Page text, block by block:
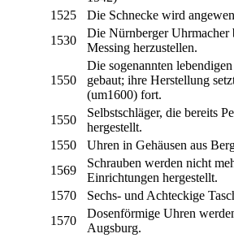
1525
Die Schnecke wird
1530
Die Nürnberger Uhrmacher
Messing herzustellen.
1550
Die sogenannten
gebaut; ihre Herstellung
(um1600) fort.
1550
Selbstschläger, die bereits
hergestellt.
1550
Uhren in Gehäusen aus
1569
Schrauben werden nicht
Einrichtungen hergestellt.
1570
Sechs- und Achteckige
1570
Dosenförmige Uhren
Augsburg.